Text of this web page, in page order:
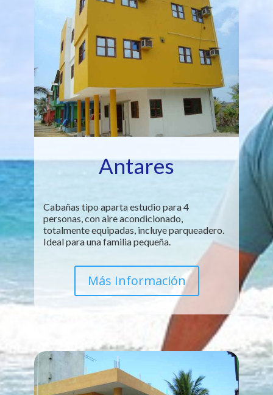
Antares
Cabañas tipo aparta estudio para 4
personas, con aire acondicionado,
totalmente equipadas, incluye parqueadero.
Ideal para una familia pequeña.
Más Información